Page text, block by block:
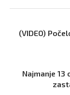
(VIDEO)
Najmanje